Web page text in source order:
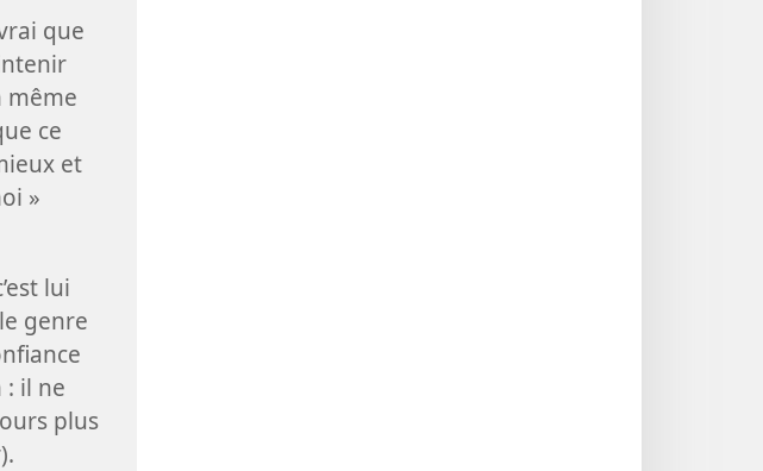
que
même
ce
et
»
lui
genre
: il ne
plus